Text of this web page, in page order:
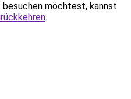
möchtest, kannst
.